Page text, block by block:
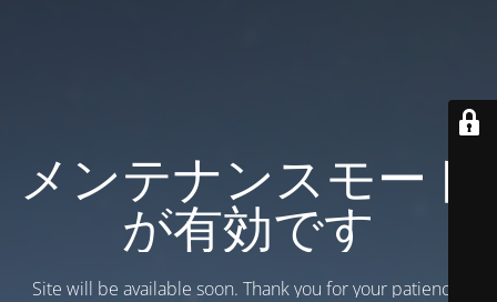
メンテナンスモード
が有効です
Site will be available soon. Thank you for your patience!